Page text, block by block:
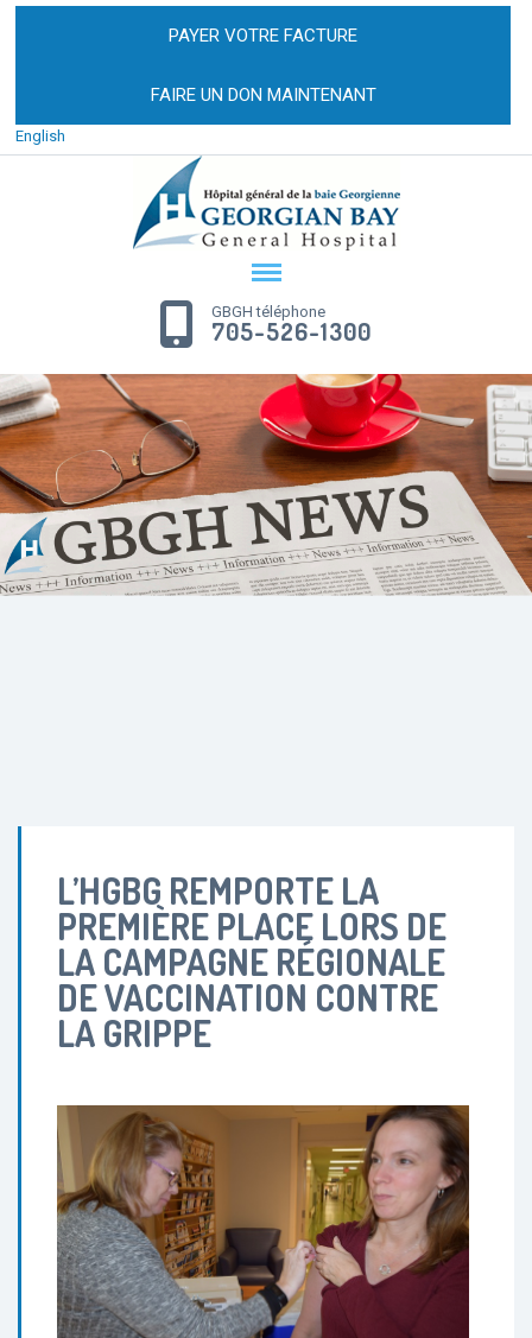
PAYER VOTRE FACTURE
FAIRE UN DON MAINTENANT
English
GBGH téléphone
705-526-1300
L’HGBG REMPORTE LA
PREMIÈRE PLACE LORS DE
LA CAMPAGNE RÉGIONALE
DE VACCINATION CONTRE
LA GRIPPE